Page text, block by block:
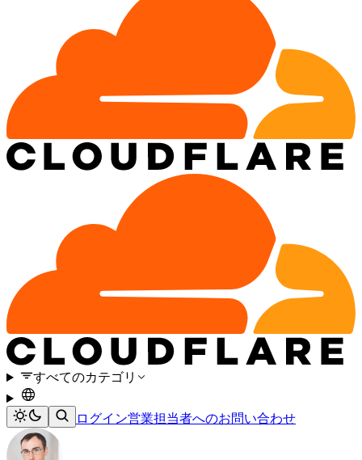
すべてのカテゴリ
ログイン営業担当者へのお問い合わせ